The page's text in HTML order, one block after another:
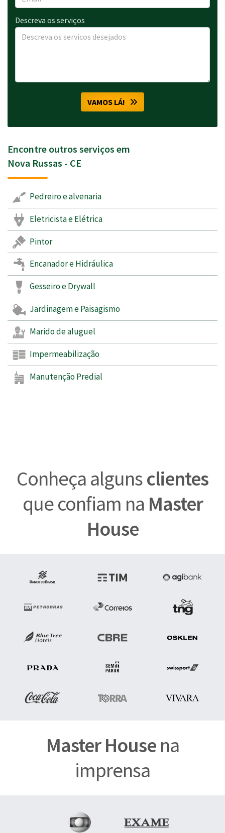
Descreva os serviços
VAMOS LÁ!
Encontre outros serviços em
Nova Russas - CE
Pedreiro e alvenaria
Eletricista e Elétrica
Pintor
Encanador e Hidráulica
Gesseiro e Drywall
Jardinagem e Paisagismo
Marido de aluguel
Impermeabilização
Manutenção Predial
Conheça algunsclientes
que confiam na Master
House
Master Housena
imprensa